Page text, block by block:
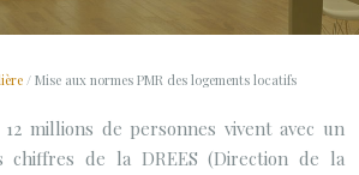
/ Mise aux normes PMR des logements locatifs
millions de personnes vivent avec un
chiffres de la DREES (Direction de la